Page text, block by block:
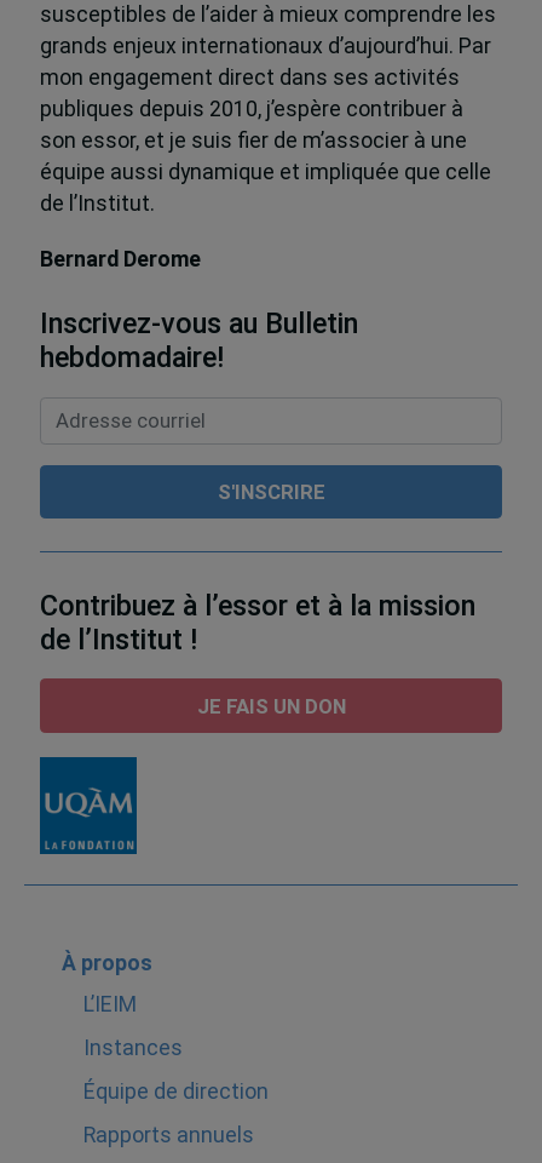
susceptibles de l’aider à mieux comprendre les
grands enjeux internationaux d’aujourd’hui. Par
mon engagement direct dans ses activités
publiques depuis 2010, j’espère contribuer à
son essor, et je suis fier de m’associer à une
équipe aussi dynamique et impliquée que celle
de l’Institut.
Bernard Derome
Inscrivez-vous au Bulletin
hebdomadaire!
Contribuez à l’essor et à la mission
de l’Institut !
JE FAIS UN DON
À propos
L’IEIM
Instances
Équipe de direction
Rapports annuels